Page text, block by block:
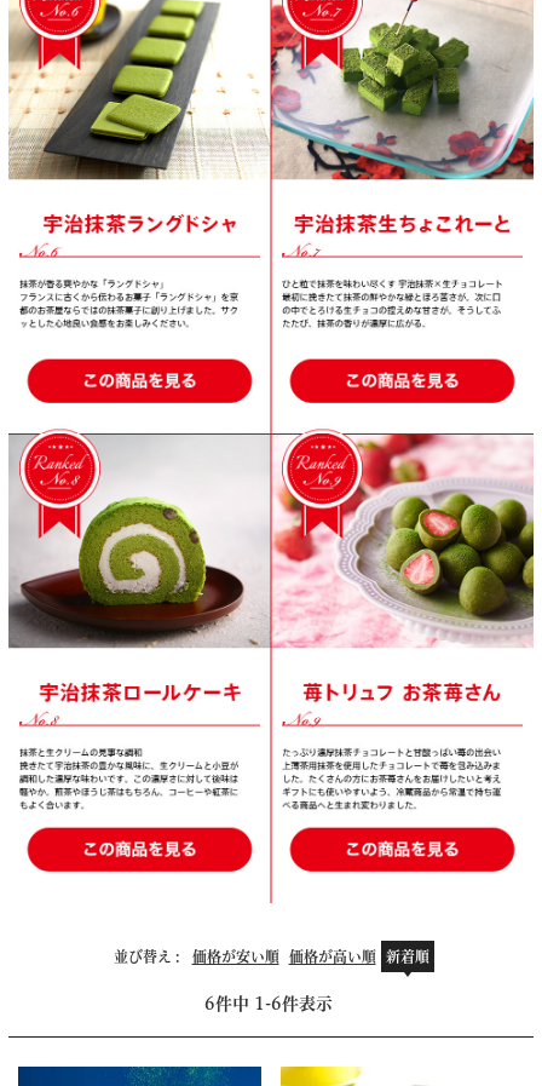
並び替え 価格が安い順 価格が高い順 新着順
6件中 1 -6件表示